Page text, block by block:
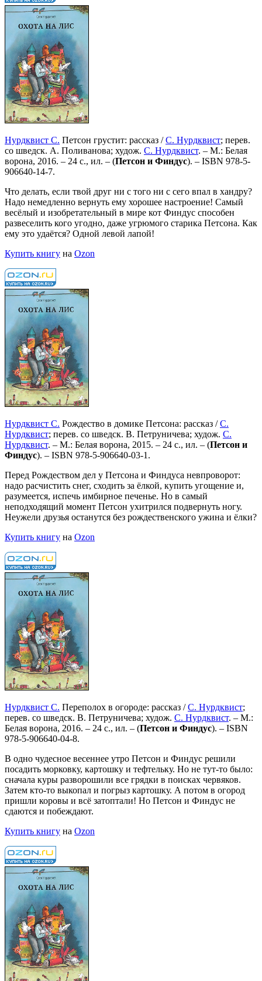
Нурдквист С. Петсон грустит: рассказ /С. Нурдквист; перев.
со шведск. А. Поливанова; худож. С. Нурдквист. – М.: Белая
ворона, 2016. – 24 с., ил. – (Петсон и Финдус). – ISBN 978-5-
906640-14-7.
Что делать, если твой друг ни с того ни с сего впал в хандру?
Надо немедленно вернуть ему хорошее настроение! Самый
весёлый и изобретательный в мире кот Финдус способен
развеселить кого угодно, даже угрюмого старика Петсона. Как
ему это удаётся? Одной левой лапой!
Купить книгу на Ozon
Нурдквист С. Рождество в домике Петсона: рассказ /С.
Нурдквист; перев. со шведск. В. Петруничева; худож. С.
Нурдквист. – М.: Белая ворона, 2015. – 24 с., ил. – (Петсон и
Финдус). – ISBN 978-5-906640-03-1 .
Перед Рождеством дел у Петсона и Финдуса невпроворот:
надо расчистить снег, сходить за ёлкой, купить угощение и,
разумеется, испечь имбирное печенье. Но в самый
неподходящий момент Петсон ухитрился подвернуть ногу.
Неужели друзья останутся без рождественского ужина и ёлки?
Купить книгу на Ozon
Нурдквист С. Переполох в огороде: рассказ /С. Нурдквист;
перев. со шведск. В. Петруничева; худож. С. Нурдквист. – М.:
Белая ворона, 2016. – 24 с., ил. – (Петсон и Финдус). – ISBN
978-5-906640-04-8.
В одно чудесное весеннее утро Петсон и Финдус решили
посадить морковку, картошку и тефтельку. Но не тут-то было:
сначала куры разворошили все грядки в поисках червяков.
Затем кто-то выкопал и погрыз картошку. А потом в огород
пришли коровы и всё затоптали! Но Петсон и Финдус не
сдаются и побеждают.
Купить книгу на Ozon